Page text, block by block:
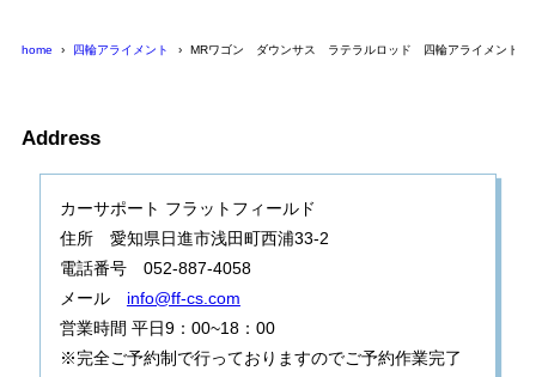
home 四輪アライメント MRワゴン ダウンサス ラテラルロッド 四輪アライメント
Address
カーサポート フラットフィールド
住所 愛知県日進市浅田町西浦33-2
電話番号 052-887-4058
メール info@ff-cs.com
営業時間 平日9：00~18：00
※完全ご予約制で行っておりますのでご予約作業完了